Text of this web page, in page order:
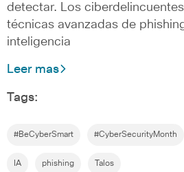
detectar. Los
técnicas avanzadas de
inteligencia
Leer mas
Tags:
#BeCyberSmart #CyberSecurityMonth
IA phishing Talos